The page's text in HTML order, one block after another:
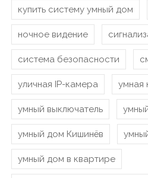
купить систему умный дом
ночное видение
система безопасности
уличная IP-камера умная
умный выключатель
умный дом Кишинёв
умный дом в квартире